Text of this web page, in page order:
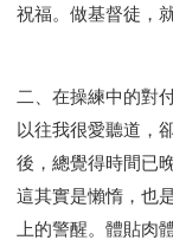
001B課程 - 解開迷
101課程 - 從尋求
103課程 - 聖經學
301課程 - 領袖實
308課程 - 牧養理
Y132課程 - 職業策
祝福。做基督徒，
二、在操練中的對
以往我很愛聽道，
後，總覺得時間已
這其實是懶惰，也
上的警醒。體貼肉